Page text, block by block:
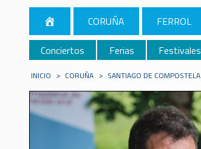
CORUÑA FERROL
Conciertos
Ferias Festivales
INICIO > CORUÑA > SANTIAGO DE COMPOSTELA